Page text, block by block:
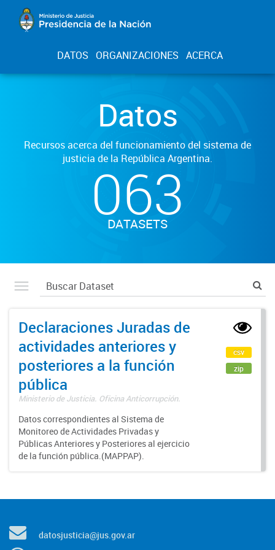
DATOS ORGANIZACIONES ACERCA
Datos
Recursos acerca del funcionamiento del sistema de
justicia de la República Argentina.
063
DATASETS
Declaraciones Juradas de
actividades anteriores y
posteriores a la función
pública
Ministerio de Justicia. Oficina Anticorrupción.
Datos correspondientes al Sistema de
Monitoreo de Actividades Privadas y
Públicas Anteriores y Posteriores al ejercicio
de la función pública.(MAPPAP).
csv
zip
datosjusticia@jus.gov.ar